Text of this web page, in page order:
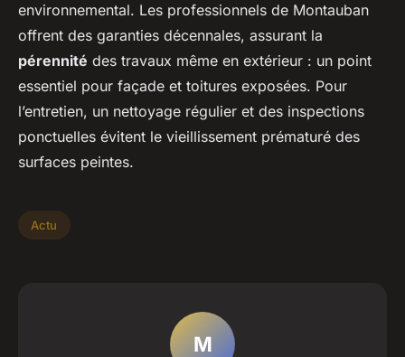
environnemental. Les professionnels de Montauban
offrent des garanties décennales, assurant la
pérennité des travaux même en extérieur : un point
essentiel pour façade et toitures exposées. Pour
l’entretien, un nettoyage régulier et des inspections
ponctuelles évitent le vieillissement prématuré des
surfaces peintes.
Actu
M